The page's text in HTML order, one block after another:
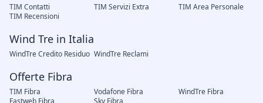
TIM Contatti TIM Servizi Extra
TIM Area Personale
TIM Recensioni
Wind Tre in Italia
WindTre Credito Residuo WindTre Reclami
Offerte Fibra
TIM Fibra Vodafone Fibra
WindTre Fibra